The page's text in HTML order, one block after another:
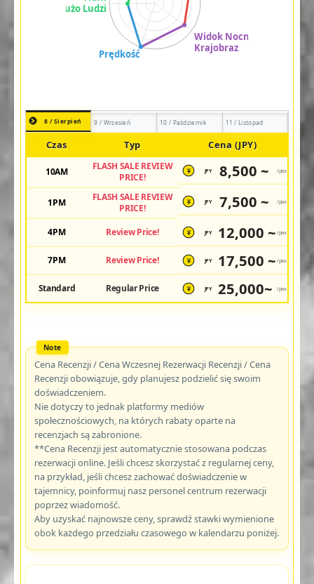
8 / Sierpień 9 / Wrzesień 10 / Październik 11 / Listopad
Czas Typ Cena (JPY)
10AM
FLASH SALE REVIEW
PRICE!
¥ JPY 8,500 ~ /pax
1PM
FLASH SALE REVIEW
PRICE!
¥ JPY 7,500 ~ /pax
4PM Review Price! ¥ JPY 12,000 ~ /pax
7PM Review Price! ¥ JPY 17,500 ~ /pax
Standard Regular Price ¥ JPY 25,000~ /pax
Cena Recenzji / Cena Wczesnej Rezerwacji Recenzji / Cena
Recenzji obowiązuje, gdy planujesz podzielić się swoim
doświadczeniem.
Nie dotyczy to jednak platformy mediów
społecznościowych, na których rabaty oparte na
recenzjach są zabronione.
**Cena Recenzji jest automatycznie stosowana podczas
rezerwacji online. Jeśli chcesz skorzystać z regularnej ceny,
na przykład, jeśli chcesz zachować doświadczenie w
tajemnicy, poinformuj nasz personel centrum rezerwacji
poprzez wiadomość.
Aby uzyskać najnowsze ceny, sprawdź stawki wymienione
obok każdego przedziału czasowego w kalendarzu poniżej.